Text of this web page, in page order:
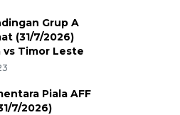
Grup A
(31/7/2026)
vs Timor Leste
Piala AFF
7/2026)